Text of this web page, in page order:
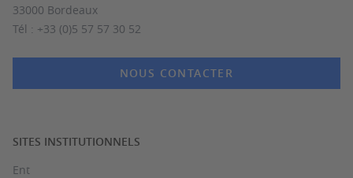
33000 Bordeaux
Tél : +33 (0)5 57 57 30 52
NOUS CONTACTER
SITES INSTITUTIONNELS
Ent